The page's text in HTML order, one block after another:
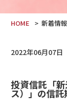
HOME 新着情報
2022年06月07日
投資信託「
ス）」の信